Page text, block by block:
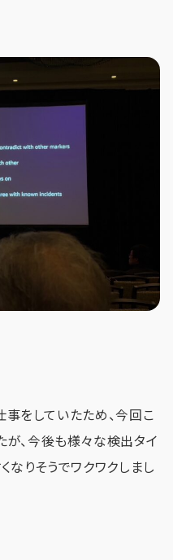
をしていたため、今回こ
が、今後も様々な検出タイ
なりそうでワクワクしまし